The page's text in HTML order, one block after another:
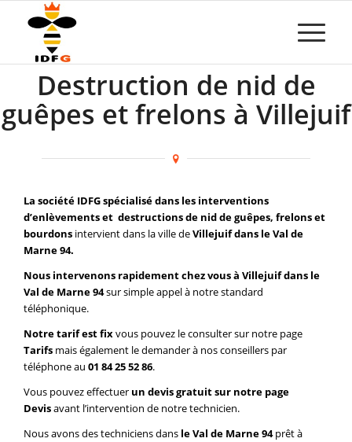
Destruction de nid de
guêpes et frelons à Villejuif
La société IDFG spécialisé dans les interventions
d’enlèvements et destructions de nid de guêpes, frelons et
bourdons intervient dans la ville deVillejuif dans le Val de
Marne 94.
Nous intervenons rapidement chez vous à Villejuif dans le
Val de Marne 94sur simple appel à notre standard
téléphonique.
Notre tarif est fixvous pouvez le consulter sur notre page
Tarifs mais également le demander à nos conseillers par
téléphone au 01 84 25 52 86.
Vous pouvez effectuer un devis gratuit sur notre page
Devisavant l’intervention de notre technicien.
Nous avons des techniciens dans le Val de Marne 94prêt à